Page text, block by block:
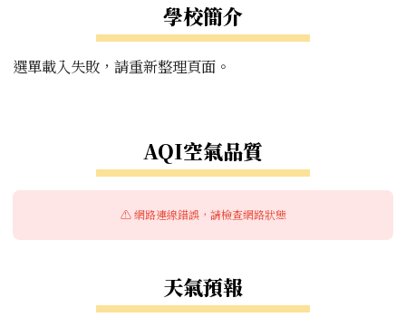
學校簡介
選單載入失敗，請重新整理頁面。
AQI空氣品質
⚠️ 網路連線錯誤，請檢查網路狀態
天氣預報